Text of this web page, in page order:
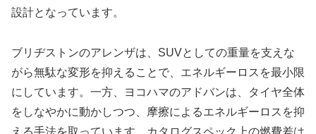
設計となっています。
ブリヂストンのアレンザは、SUVとしての重量を支えな
がら無駄な変形を抑えることで、エネルギーロスを最小限
にしています。一方、ヨコハマのアドバンは、タイヤ全体
をしなやかに動かしつつ、摩擦によるエネルギーロスを抑
える手法を取っています。カタログスペック上の燃費差は